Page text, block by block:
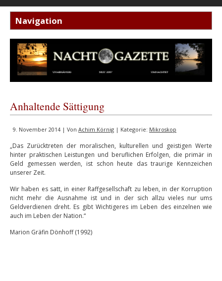
Anhaltende Sättigung
9. November 2014 | Von Achim Körnig | Kategorie: Mikroskop
„Das Zurücktreten der moralischen, kulturellen und geistigen Werte
hinter praktischen Leistungen und beruflichen Erfolgen, die primär in
Geld gemessen werden, ist schon heute das traurige Kennzeichen
unserer Zeit.
Wir haben es satt, in einer Raffgesellschaft zu leben, in der Korruption
nicht mehr die Ausnahme ist und in der sich allzu vieles nur ums
Geldverdienen dreht. Es gibt Wichtigeres im Leben des einzelnen wie
auch im Leben der Nation.“
Marion Gräfin Dönhoff (1992)